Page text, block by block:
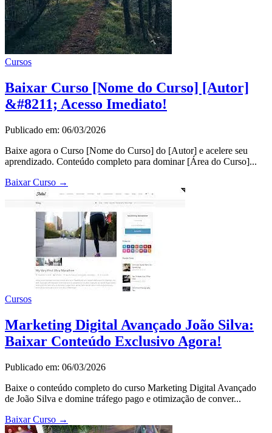
Cursos
Baixar Curso [Nome do Curso] [Autor]
&#8211; Acesso Imediato!
Publicado em: 06/03/2026
Baixe agora o Curso [Nome do Curso] do [Autor] e acelere seu
aprendizado. Conteúdo completo para dominar [Área do Curso]...
Baixar Curso →
Cursos
Marketing Digital Avançado João Silva:
Baixar Conteúdo Exclusivo Agora!
Publicado em: 06/03/2026
Baixe o conteúdo completo do curso Marketing Digital Avançado
de João Silva e domine tráfego pago e otimização de conver...
Baixar Curso →